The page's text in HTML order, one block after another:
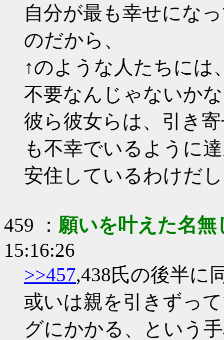
自分が最も幸せにな
のだから、
↑のような人たちには
不要なんじゃないか
彼ら彼女らは、引き
も不幸でいるように
安住しているわけだ
459 ： 願いを叶えた名無
15:16:26
>>457,438氏の後半に
或いは親を引きずっ
グにかかる、という